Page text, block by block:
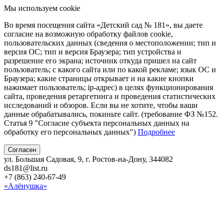
Мы используем cookie
Во время посещения сайта «Детский сад № 181», вы даете
согласие на возможную обработку файлов cookie,
пользовательских данных (сведения о местоположении; тип и
версия ОС; тип и версия Браузера; тип устройства и
разрешение его экрана; источник откуда пришел на сайт
пользователь; с какого сайта или по какой рекламе; язык ОС и
Браузера; какие страницы открывает и на какие кнопки
нажимает пользователь; ip-адрес) в целях функционирования
сайта, проведения ретаргетинга и проведения статистических
исследований и обзоров. Если вы не хотите, чтобы ваши
данные обрабатывались, покиньте сайт. (требование ФЗ №152.
Статья 9 "Согласие субъекта персональных данных на
обработку его персональных данных") Подробнее
Согласен
ул. Большая Садовая, 9, г. Ростов-на-Дону, 344082
ds181@list.ru
+7 (863) 240-67-49
«Алёнушка»